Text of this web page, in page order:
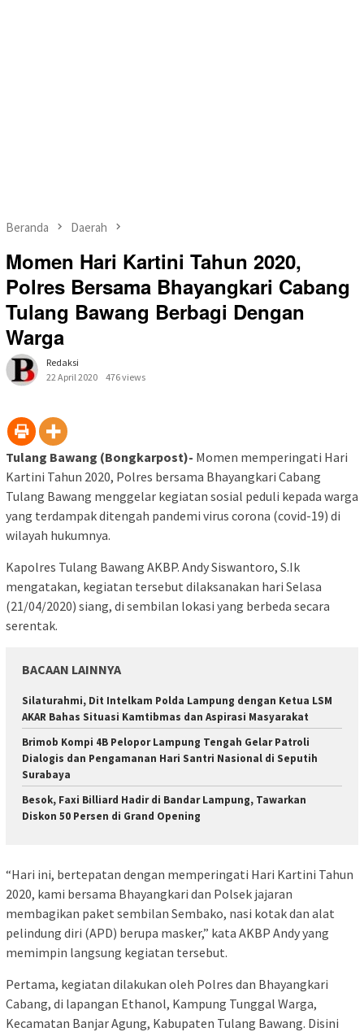
Beranda Daerah
Momen Hari Kartini Tahun 2020,
Polres Bersama Bhayangkari Cabang
Tulang Bawang Berbagi Dengan
Warga
Redaksi
22 April 2020
476 views
Tulang Bawang (Bongkarpost)- Momen memperingati Hari
Kartini Tahun 2020, Polres bersama Bhayangkari Cabang
Tulang Bawang menggelar kegiatan sosial peduli kepada warga
yang terdampak ditengah pandemi virus corona (covid-19) di
wilayah hukumnya.
Kapolres Tulang Bawang AKBP. Andy Siswantoro, S.Ik
mengatakan, kegiatan tersebut dilaksanakan hari Selasa
(21/04/2020) siang, di sembilan lokasi yang berbeda secara
serentak.
BACAAN LAINNYA
Silaturahmi, Dit Intelkam Polda Lampung dengan Ketua LSM
AKAR Bahas Situasi Kamtibmas dan Aspirasi Masyarakat
Brimob Kompi 4B Pelopor Lampung Tengah Gelar Patroli
Dialogis dan Pengamanan Hari Santri Nasional di Seputih
Surabaya
Besok, Faxi Billiard Hadir di Bandar Lampung, Tawarkan
Diskon 50 Persen di Grand Opening
“Hari ini, bertepatan dengan memperingati Hari Kartini Tahun
2020, kami bersama Bhayangkari dan Polsek jajaran
membagikan paket sembilan Sembako, nasi kotak dan alat
pelindung diri (APD) berupa masker,” kata AKBP Andy yang
memimpin langsung kegiatan tersebut.
Pertama, kegiatan dilakukan oleh Polres dan Bhayangkari
Cabang, di lapangan Ethanol, Kampung Tunggal Warga,
Kecamatan Banjar Agung, Kabupaten Tulang Bawang. Disini